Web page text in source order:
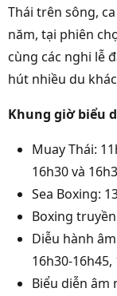
Thái trên sông,
năm, tại phiên
cùng các nghi lễ
hút nhiều du
Khung giờ biểu
Muay Thái:
16h30 và
Sea Boxing:
Boxing
Diễu hành
16h30-16h45,
Biểu diễn âm